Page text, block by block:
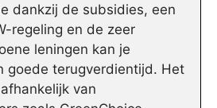
dankzij de subsidies, een
regeling en de zeer
leningen kan je
goede terugverdientijd. Het
van